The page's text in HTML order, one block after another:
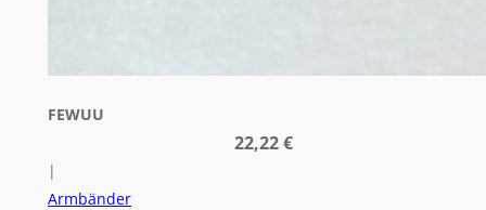
FEWUU
22,22€
|
Armbänder